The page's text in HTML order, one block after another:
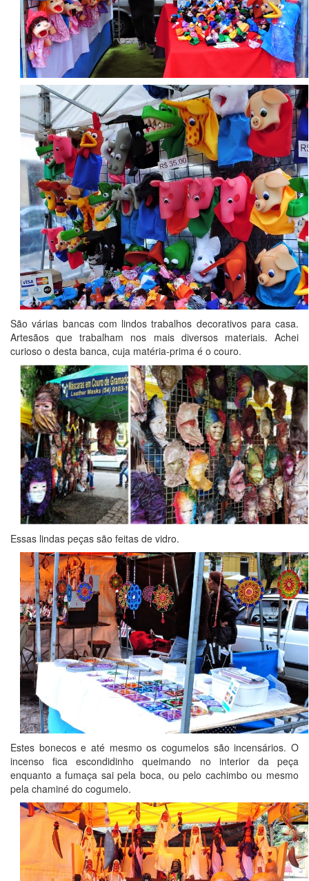
São várias bancas com lindos trabalhos decorativos para casa.
Artesãos que trabalham nos mais diversos materiais. Achei
curioso o desta banca, cuja matéria-prima é o couro.
Essas lindas peças são feitas de vidro.
Estes bonecos e até mesmo os cogumelos são incensários. O
incenso fica escondidinho queimando no interior da peça
enquanto a fumaça sai pela boca, ou pelo cachimbo ou mesmo
pela chaminé do cogumelo.